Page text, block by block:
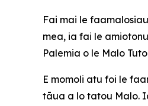
Fai mai le
mea, ia fai le
Palemia o le Malo
E momoli atu foi le
tāua a lo tatou Malo.